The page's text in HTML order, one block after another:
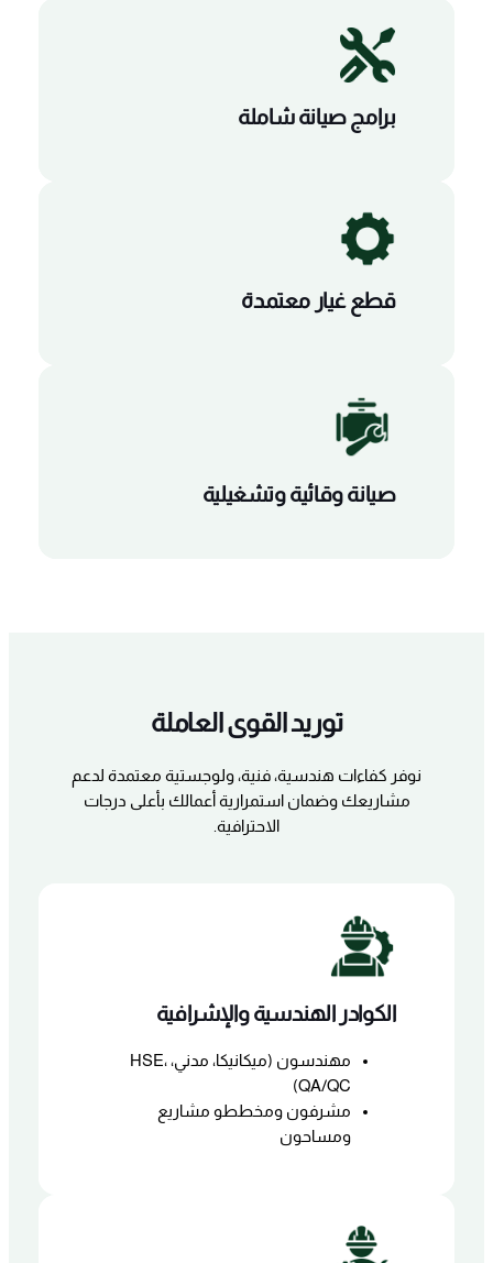
برامج صيانة شاملة
قطع غيار معتمدة
صيانة وقائية وتشغيلية
توريد القوى العاملة
نوفر كفاءات هندسية، فنية، ولوجستية معتمدة لدعم
مشاريعك وضمان استمرارية أعمالك بأعلى درجات
الاحترافية.
الكوادر الهندسية والإشرافية
مهندسون (ميكانيكا، مدني، HSE،
QA/QC)
مشرفون ومخططو مشاريع
ومساحون